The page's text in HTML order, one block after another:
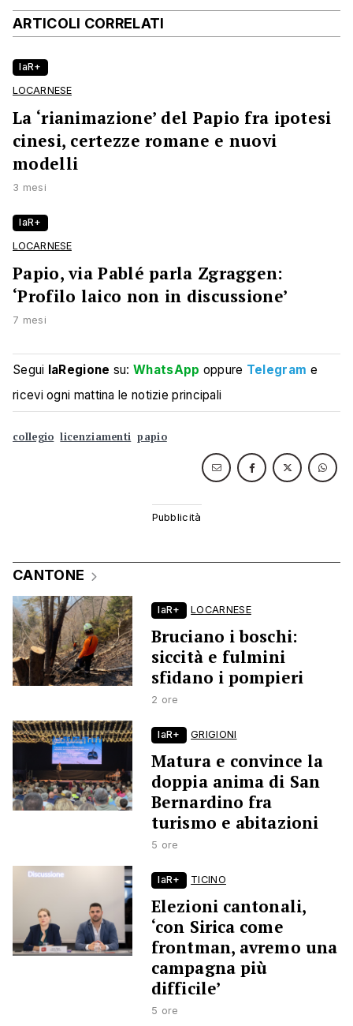
ARTICOLI CORRELATI
laR+
LOCARNESE
La ‘rianimazione’ del Papio fra ipotesi
cinesi, certezze romane e nuovi
modelli
3 mesi
laR+
LOCARNESE
Papio, via Pablé parla Zgraggen:
‘Profilo laico non in discussione’
7 mesi
Segui laRegione su:WhatsApp oppure Telegram e
ricevi ogni mattina le notizie principali
collegio licenziamenti papio
CANTONE
laR+ LOCARNESE
Bruciano i boschi:
siccità e fulmini
sfidano i pompieri
2 ore
laR+ GRIGIONI
Matura e convince la
doppia anima di San
Bernardino fra
turismo e abitazioni
5 ore
laR+ TICINO
Elezioni cantonali,
‘con Sirica come
frontman, avremo una
campagna più
difficile’
5 ore